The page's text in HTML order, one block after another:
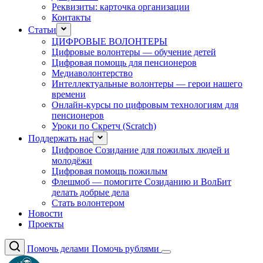
Реквизиты: карточка организации
Контакты
Статьи
ЦИФРОВЫЕ ВОЛОНТЕРЫ
Цифровые волонтеры — обучение детей
Цифровая помощь для пенсионеров
Медиаволонтерство
Интеллектуальные волонтеры — герои нашего
времени
Онлайн-курсы по цифровым технологиям для
пенсионеров
Уроки по Скретч (Scratch)
Поддержать нас
Цифровое Созидание для пожилых людей и
молодёжи
Цифровая помощь пожилым
Флешмоб — помогите Созиданию и ВолБит
делать добрые дела
Стать волонтером
Новости
Проекты
Помочь делами Помочь рублями